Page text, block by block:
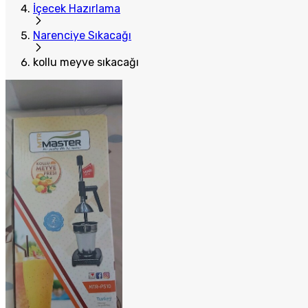
İçecek Hazırlama
Narenciye Sıkacağı
kollu meyve sıkacağı